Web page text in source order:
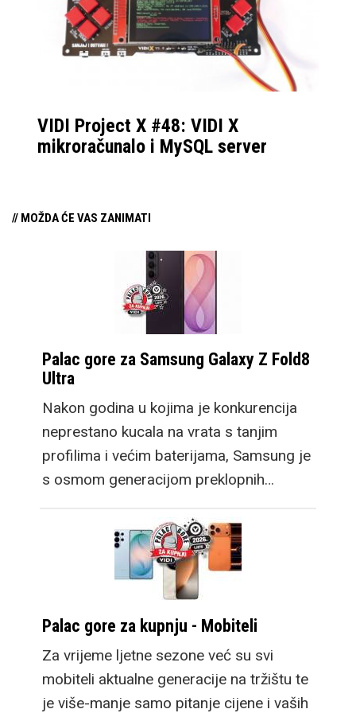
od 100 Hz i prihvatljivu
brzinu odziva, ovaj će
povoljan ultrawide
monitor biti zanimljiv i
gamerima.
VIDI Project X #48: VIDI X
mikroračunalo i MySQL server
// MOŽDA ĆE VAS ZANIMATI
Palac gore za Samsung Galaxy Z Fold8
Ultra
Nakon godina u kojima je konkurencija
neprestano kucala na vrata s tanjim
profilima i većim baterijama, Samsung je
s osmom generacijom preklopnih…
Palac gore za kupnju - Mobiteli
Za vrijeme ljetne sezone već su svi
mobiteli aktualne generacije na tržištu te
je više-manje samo pitanje cijene i vaših